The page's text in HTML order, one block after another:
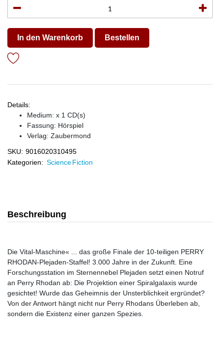
In den Warenkorb Bestellen
Details:
Medium: x 1 CD(s)
Fassung: Hörspiel
Verlag: Zaubermond
SKU: 9016020310495
Kategorien: Science Fiction
Beschreibung
Die Vital-Maschine« ... das große Finale der 10-teiligen PERRY
RHODAN-Plejaden-Staffel! 3.000 Jahre in der Zukunft. Eine
Forschungsstation im Sternennebel Plejaden setzt einen Notruf
an Perry Rhodan ab: Die Projektion einer Spiralgalaxis wurde
gesichtet! Wurde das Geheimnis der Unsterblichkeit ergründet?
Von der Antwort hängt nicht nur Perry Rhodans Überleben ab,
sondern die Existenz einer ganzen Spezies.